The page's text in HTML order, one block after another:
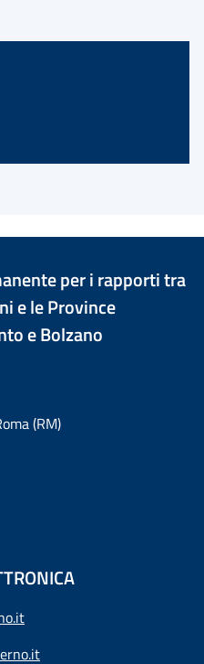
per i rapporti tra
e le Province
e Bolzano
(RM)